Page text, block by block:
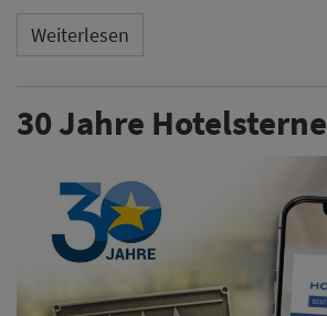
Weiterlesen
30 Jahre Hotelsterne